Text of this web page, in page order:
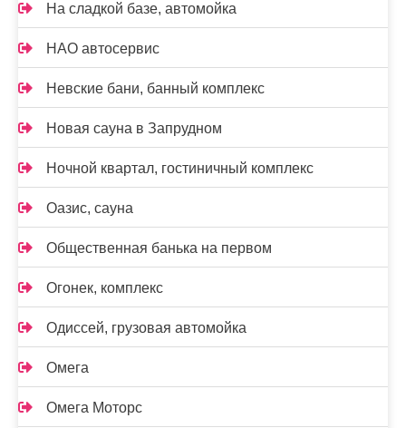
На сладкой базе, автомойка
НАО автосервис
Невские бани, банный комплекс
Новая сауна в Запрудном
Ночной квартал, гостиничный комплекс
Оазис, сауна
Общественная банька на первом
Огонек, комплекс
Одиссей, грузовая автомойка
Омега
Омега Моторс